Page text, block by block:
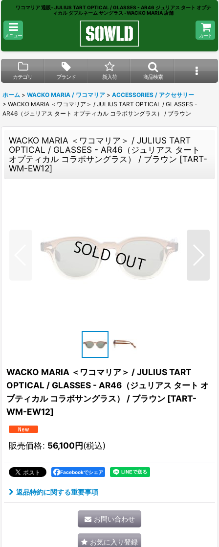
ワコマリア 通販- JULIUS TART OPTICAL / GLASSES - AR46 ジュリアス タート オプテ
ィカル ダブルネーム サングラス -WACKO MARIA 店舗
メニュー カート
カテゴリ ブランド 新入荷 商品検索
ホーム > WACKO MARIA / ワコマリア > ACCESSORIES / アクセサリー
> WACKO MARIA ＜ワコマリア＞ / JULIUS TART OPTICAL / GLASSES -
AR46（ジュリアス タート オプティカル コラボサングラス） / ブラウン
WACKO MARIA ＜ワコマリア＞ / JULIUS TART
OPTICAL / GLASSES - AR46（ジュリアス タート
オプティカル コラボサングラス） / ブラウン [TART-
WM-EW12]
WACKO MARIA ＜ワコマリア＞ / JULIUS TART
OPTICAL / GLASSES - AR46（ジュリアス タート オ
プティカル コラボサングラス） / ブラウン [TART-
WM-EW12]
販売価格: 56,100円(税込)
Facebookでシェア
返品特約に関する重要事項
お問い合わせ
お気に入り登録